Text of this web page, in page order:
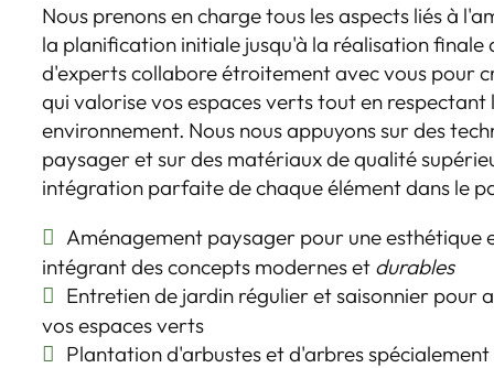
Nous prenons en charge tous les aspects liés à
la planification initiale jusqu'à la réalisation finale
d'experts collabore étroitement avec vous pour
qui valorise vos espaces verts tout en
environnement. Nous nous appuyons sur des
paysager et sur des matériaux de qualité
intégration parfaite de chaque élément dans le
Aménagement paysager pour une esthétique
intégrant des concepts modernes et durables
Entretien de jardin régulier et saisonnier pour
vos espaces verts
Plantation d'arbustes et d'arbres